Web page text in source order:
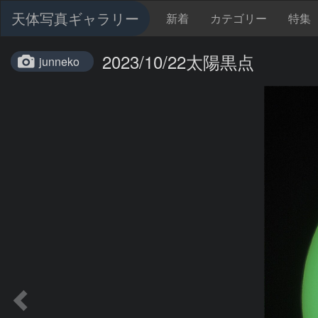
天体写真ギャラリー 新着 カテゴリー 特集
junneko 2023/10/22太陽黒点